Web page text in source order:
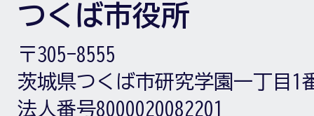
つくば市役所
〒305-8555
茨城県つくば市研究学園一丁目1
法人番号8000020082201